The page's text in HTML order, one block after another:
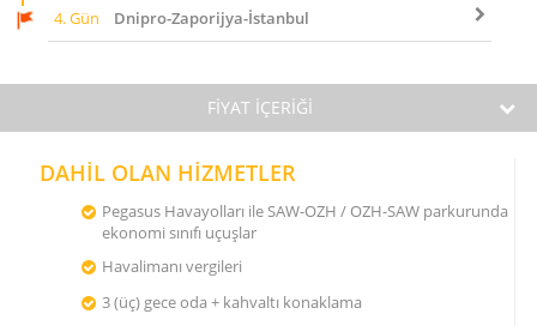
4. Gün Dnipro-Zaporijya-İstanbul
FİYAT İÇERİĞİ
DAHİL OLAN HİZMETLER
Pegasus Havayolları ile SAW-OZH / OZH-SAW parkurunda
ekonomi sınıfı uçuşlar
Havalimanı vergileri
3 (üç) gece oda + kahvaltı konaklama